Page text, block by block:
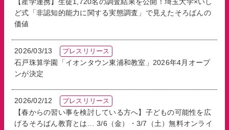
財団法人全国珠算連盟
白井そろばん博物館
プライバシーポリシー
メールでの
お問い合わせ
お問い合わせ
ど式「非認知的能力に関する実態調査」で見えたそろばんの
価値
2026/03/13 プレスリリース
石戸珠算学園「イオンタウン東浦和教室」2026年4月オープ
ンが決定
2026/02/12 プレスリリース
【春からの習い事を検討している方へ】子どもの可能性を広
げるそろばん教育とは… 3/6（金）・3/7（土）無料オンライ